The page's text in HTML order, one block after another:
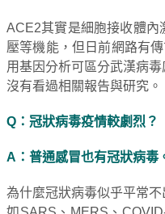
ACE2其實是細胞接收體內
壓等機能，但日前網路有
用基因分析可區分武漢病
沒有看過相關報告與研究。
Q：冠狀病毒疫情較劇烈？
A：普通感冒也有冠狀病毒
為什麼冠狀病毒似乎平常